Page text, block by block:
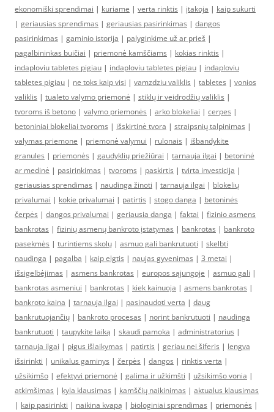
ekonomiški sprendimai | kuriame | verta rinktis | įtakoja | kaip sukurti
| geriausias sprendimas | geriausias pasirinkimas | dangos
pasirinkimas | gaminio istorija | palyginkime už ar prieš |
pagalbininkas buičiai | priemonė kamščiams | kokias rinktis |
indaploviu tabletes pigiau | indaploviu tabletes pigiau | indaploviu
tabletes pigiau | ne toks kaip visi | vamzdziu valiklis | tabletes | vonios
valiklis | tualeto valymo priemonė | stiklų ir veidrodžių valiklis |
tvoroms iš betono | valymo priemonės | arko blokeliai | cerpes |
betoniniai blokeliai tvoroms | išskirtinė tvora | straipsnių talpinimas |
valymas priemone | priemonė valymui | rulonais | išbandykite
granules | priemonės | gaudyklių priežiūrai | tarnauja ilgai | betoninė
ar medinė | pasirinkimas | tvoroms | paskirtis | tvirta investicija |
geriausias sprendimas | naudinga žinoti | tarnauja ilgai | blokelių
privalumai | kokie privalumai | patirtis | stogo danga | betoninės
čerpės | dangos privalumai | geriausia danga | faktai | fizinio asmens
bankrotas | fizinių asmenų bankroto įstatymas | bankrotas | bankroto
pasekmės | turintiems skolų | asmuo gali bankrutuoti | skelbti
naudinga | pagalba | kaip elgtis | naujas gyvenimas | 3 metai |
išsigelbėjimas | asmens bankrotas | europos sąjungoje | asmuo gali |
bankrotas asmeniui | bankrotas | kiek kainuoja | asmens bankrotas |
bankroto kaina | tarnauja ilgai | pasinaudoti verta | daug
bankrutuojančių | bankroto procesas | norint bankrutuoti | naudinga
bankrutuoti | taupykite laiką | skaudi pamoka | administratorius |
tarnauja ilgai | pigus išlaikymas | patirtis | geriau nei šiferis | lengva
išsirinkti | unikalus gaminys | čerpės | dangos | rinktis verta |
užsikimšo | efektyvi priemonė | galima ir užkimšti | užsikimšo vonia |
atkimšimas | kyla klausimas | kamščių naikinimas | aktualus klausimas
| kaip pasirinkti | naikina kvapą | biologiniai sprendimas | priemonės |